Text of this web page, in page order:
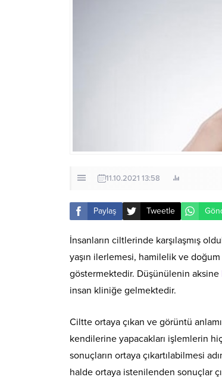
11.10.2021 13:58
Paylaş Tweetle
İnsanların ciltlerinde karşılaşmış
yaşın ilerlemesi, hamilelik ve
göstermektedir. Düşünülenin aksine
insan kliniğe gelmektedir.
Ciltte ortaya çıkan ve görüntü
kendilerine yapacakları işlemlerin
sonuçların ortaya çıkartılabilmesi
halde ortaya istenilenden sonuçlar